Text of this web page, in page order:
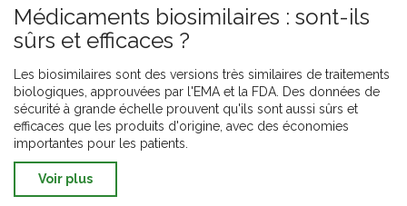
Médicaments biosimilaires : sont-ils
sûrs et efficaces ?
Les biosimilaires sont des versions très similaires de traitements
biologiques, approuvées par l'EMA et la FDA. Des données de
sécurité à grande échelle prouvent qu'ils sont aussi sûrs et
efficaces que les produits d'origine, avec des économies
importantes pour les patients.
Voir plus